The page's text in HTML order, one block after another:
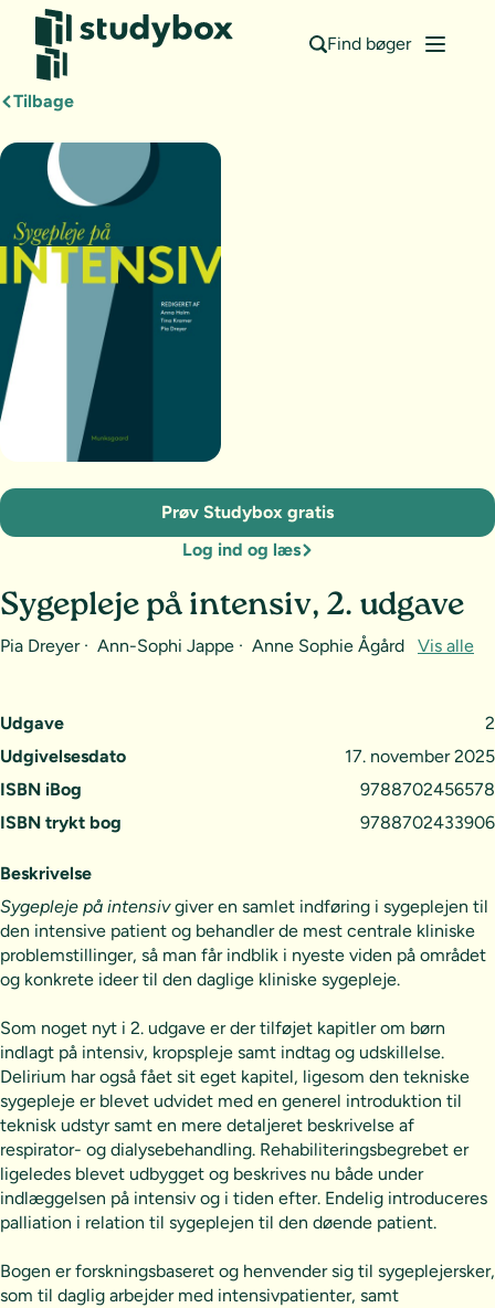
Find bøger
Tilbage
Udgave
2
Udgivelsesdato
17. november 2025
ISBN iBog
9788702456578
ISBN trykt bog
9788702433906
Sygepleje på intensiv, 2. udgave
Pia Dreyer · Ann-Sophi Jappe · Anne Sophie Ågård Vis alle
Prøv Studybox gratis
Log ind og læs
Beskrivelse
Sygepleje på intensivgiver en samlet indføring i sygeplejen til
den intensive patient og behandler de mest centrale kliniske
problemstillinger, så man får indblik i nyeste viden på området
og konkrete ideer til den daglige kliniske sygepleje.
Som noget nyt i 2. udgave er der tilføjet kapitler om børn
indlagt på intensiv, kropspleje samt indtag og udskillelse.
Delirium har også fået sit eget kapitel, ligesom den tekniske
sygepleje er blevet udvidet med en generel introduktion til
teknisk udstyr samt en mere detaljeret beskrivelse af
respirator- og dialysebehandling. Rehabiliteringsbegrebet er
ligeledes blevet udbygget og beskrives nu både under
indlæggelsen på intensiv og i tiden efter. Endelig introduceres
palliation i relation til sygeplejen til den døende patient.
Bogen er forskningsbaseret og henvender sig til sygeplejersker,
som til daglig arbejder med intensivpatienter, samt